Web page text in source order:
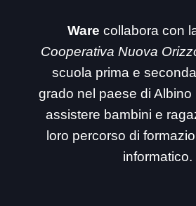
Ware collabora con
Cooperativa Nuova
scuola prima e
grado nel paese di Albino
assistere bambini e
loro percorso di
informatico.